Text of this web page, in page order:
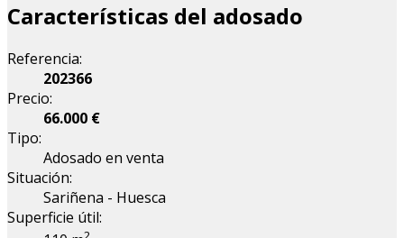
Características del adosado
Referencia:
202366
Precio:
66.000 €
Tipo:
Adosado en venta
Situación:
Sariñena - Huesca
Superficie útil: